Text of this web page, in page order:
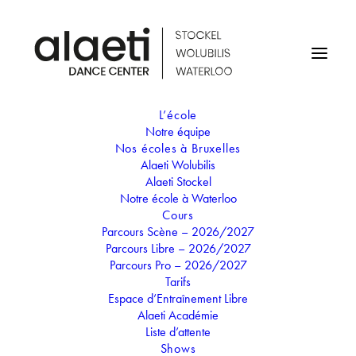
L’école
Notre équipe
Nos écoles à Bruxelles
Alaeti Wolubilis
Alaeti Stockel
Notre école à Waterloo
Cours
Parcours Scène – 2026/2027
Parcours Libre – 2026/2027
Parcours Pro – 2026/2027
Tarifs
Espace d’Entraînement Libre
Alaeti Académie
Liste d’attente
Shows
Professionnel